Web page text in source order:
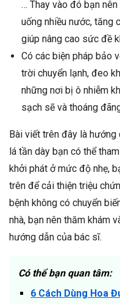
… Thay vào đó bạn
uống nhiều nước, tăng
giúp nâng cao sức đề
Có các biện pháp bảo
trời chuyển lạnh, đeo
những nơi bị ô nhiễm
sạch sẽ và thoáng
Bài viết trên đây là
lá tần dày bạn có thể
khởi phát ở mức độ nhẹ,
trên để cải thiện triệu
bệnh không có chuyển
nhà, bạn nên thăm khám
hướng dẫn của bác sĩ.
Có thể bạn quan tâm:
6 Cách Dùng Hoa